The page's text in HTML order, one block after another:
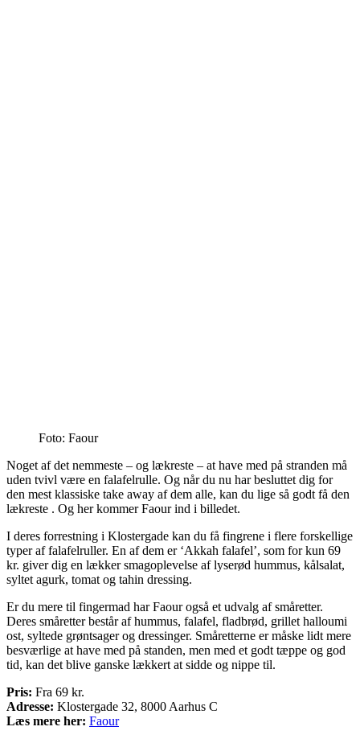
Foto: Faour
Noget af det nemmeste – og lækreste – at have med på stranden må
uden tvivl være en falafelrulle. Og når du nu har besluttet dig for
den mest klassiske take away af dem alle, kan du lige så godt få den
lækreste . Og her kommer Faour ind i billedet.
I deres forrestning i Klostergade kan du få fingrene i flere forskellige
typer af falafelruller. En af dem er ‘Akkah falafel’, som for kun 69
kr. giver dig en lækker smagoplevelse af lyserød hummus, kålsalat,
syltet agurk, tomat og tahin dressing.
Er du mere til fingermad har Faour også et udvalg af småretter.
Deres småretter består af hummus, falafel, fladbrød, grillet halloumi
ost, syltede grøntsager og dressinger. Småretterne er måske lidt mere
besværlige at have med på standen, men med et godt tæppe og god
tid, kan det blive ganske lækkert at sidde og nippe til.
Pris: Fra 69 kr.
Adresse: Klostergade 32, 8000 Aarhus C
Læs mere her: Faour